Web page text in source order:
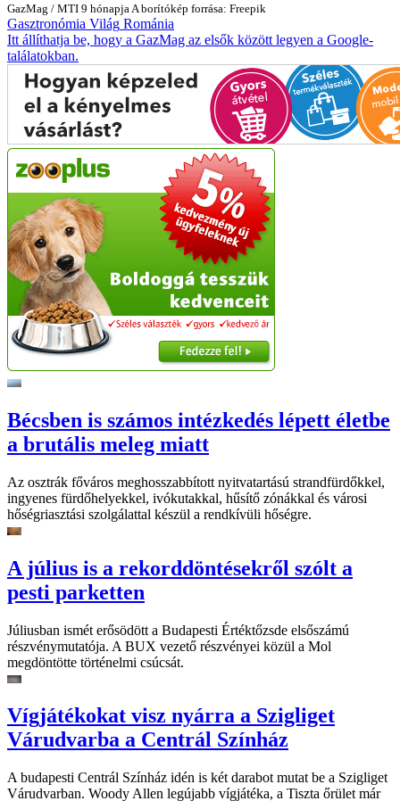
GazMag / MTI 9 hónapja A borítókép forrása: Freepik
Gasztronómia Világ Románia
Itt állíthatja be, hogy a GazMag az elsők között legyen a Google-
találatokban.
Bécsben is számos intézkedés lépett életbe
a brutális meleg miatt
Az osztrák főváros meghosszabbított nyitvatartású strandfürdőkkel,
ingyenes fürdőhelyekkel, ivókutakkal, hűsítő zónákkal és városi
hőségriasztási szolgálattal készül a rendkívüli hőségre.
A július is a rekorddöntésekről szólt a
pesti parketten
Júliusban ismét erősödött a Budapesti Értéktőzsde elsőszámú
részvénymutatója. A BUX vezető részvényei közül a Mol
megdöntötte történelmi csúcsát.
Vígjátékokat visz nyárra a Szigliget
Várudvarba a Centrál Színház
A budapesti Centrál Színház idén is két darabot mutat be a Szigliget
Várudvarban. Woody Allen legújabb vígjátéka, a Tiszta őrület már